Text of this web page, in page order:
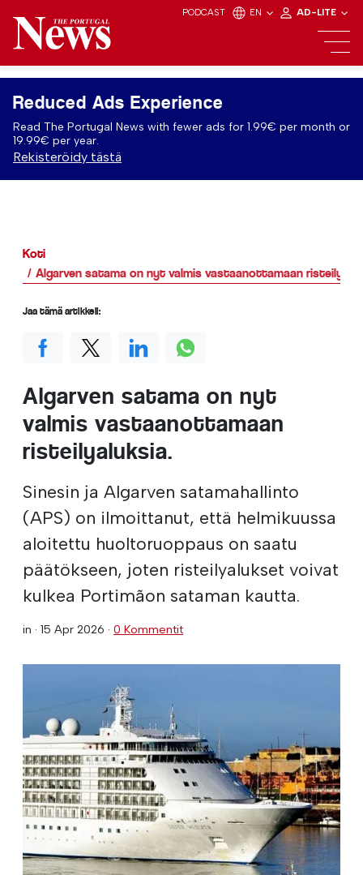
PODCAST EN AD-LITE
Reduced Ads Experience
Read The Portugal News with fewer ads for 1.99€ per month or
19.99€ per year.
Rekisteröidy tästä
Koti
Algarven satama on nyt valmis vastaanottamaan
Algarven satama on nyt
valmis vastaanottamaan
risteilyaluksia.
Sinesin ja Algarven satamahallinto
(APS) on ilmoittanut, että helmikuussa
aloitettu huoltoruoppaus on saatu
päätökseen, joten risteilyalukset voivat
kulkea Portimãon sataman kautta.
in · 15 Apr 2026 · 0 Kommentit
Jaa tämä artikkeli: